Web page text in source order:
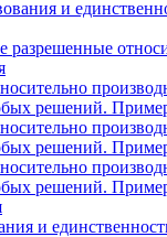
и
разрешенные
решений.
решений.
решений.
и